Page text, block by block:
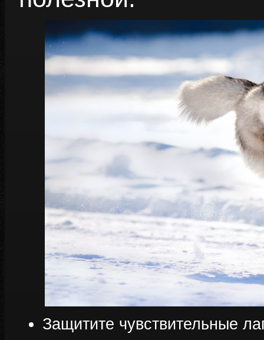
Защитите чувствительные